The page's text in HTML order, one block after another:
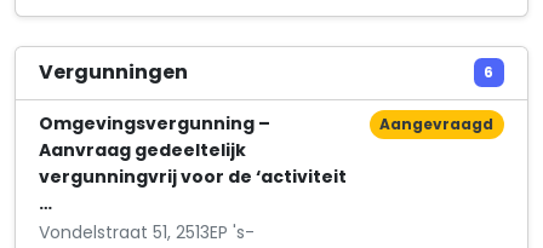
Zeestraat 42 A
Dassen Communicatie Advies
Jacob van der Doesstraat 102
Vergunningen 6
Omgevingsvergunning –
Aanvraag gedeeltelijk
vergunningvrij voor de ‘activiteit
…
Vondelstraat 51, 2513EP 's-
Aangevraagd